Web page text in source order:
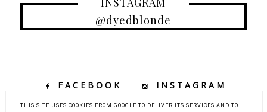
@dyedblonde
FACEBOOK
INSTAGRAM
TIKTOK
YOUTUBE
THIS SITE USES COOKIES FROM GOOGLE TO DELIVER ITS SERVICES AND TO